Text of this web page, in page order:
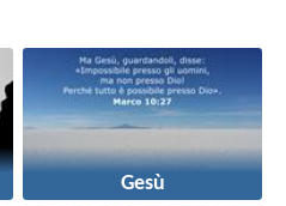
Gesù